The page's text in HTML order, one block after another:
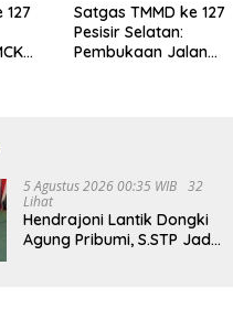
127
Satgas TMMD ke 127
Pesisir Selatan:
Pembukaan Jalan
5 Agustus 2026 00:35 WIB
32
Lihat
Hendrajoni Lantik Dongki
Agung Pribumi, S.STP Jadi